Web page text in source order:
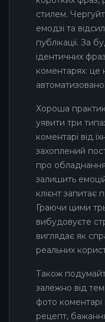
стилем.
емодзі та
публікації. За
ідентичних
коментарях: це
Хороша
уявити три
коментарі від
захоплений
про
залишить
клієнт запитає
Граючи цими
вибудовуєте
виглядає як
реальних
Також
залежно від
фото
рецепт,